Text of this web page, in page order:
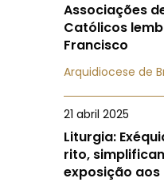
Associações
Católicos
Francisco
Arquidiocese de
21 abril 2025
Liturgia:
rito,
exposição aos